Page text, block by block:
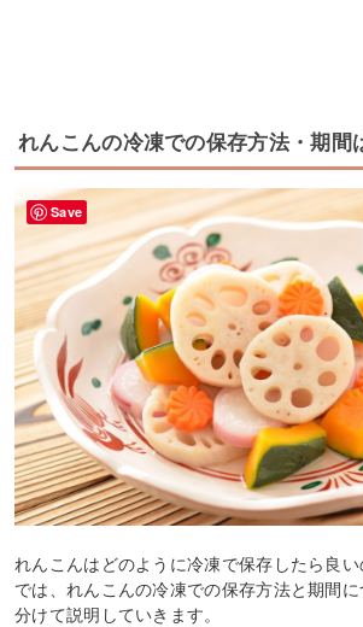
れんこんの冷凍での保存方法・期間
れんこんはどのように冷凍で保存したら良い
では、れんこんの冷凍での保存方法と期間
分けて説明していきます。
Save